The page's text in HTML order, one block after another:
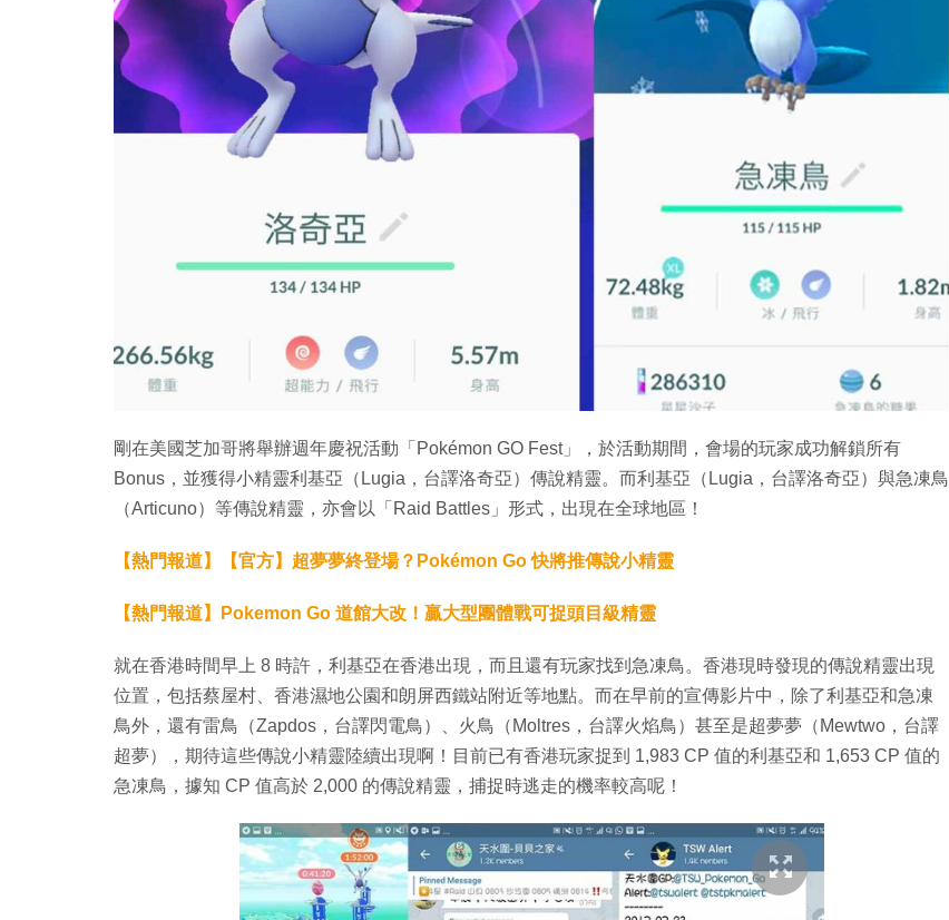
剛在美國芝加哥將舉辦週年慶祝活動「Pokémon GO Fest」，於活動期間，會場的玩家成功解鎖所有
Bonus，並獲得小精靈利基亞（Lugia，台譯洛奇亞）傳說精靈。而利基亞（Lugia，台譯洛奇亞）與急凍鳥
（Articuno）等傳說精靈，亦會以「Raid Battles」形式，出現在全球地區！
【熱門報道】【官方】超夢夢終登場？Pokémon Go 快將推傳說小精靈
【熱門報道】Pokemon Go 道館大改！贏大型團體戰可捉頭目級精靈
就在香港時間早上 8 時許，利基亞在香港出現，而且還有玩家找到急凍鳥。香港現時發現的傳說精靈出現
位置，包括蔡屋村、香港濕地公園和朗屏西鐵站附近等地點。而在早前的宣傳影片中，除了利基亞和急凍
鳥外，還有雷鳥（Zapdos，台譯閃電鳥）、火鳥（Moltres，台譯火焰鳥）甚至是超夢夢（Mewtwo，台譯
超夢），期待這些傳說小精靈陸續出現啊！目前已有香港玩家捉到 1,983 CP 值的利基亞和 1,653 CP 值的
急凍鳥，據知 CP 值高於 2,000 的傳說精靈，捕捉時逃走的機率較高呢！
Copy